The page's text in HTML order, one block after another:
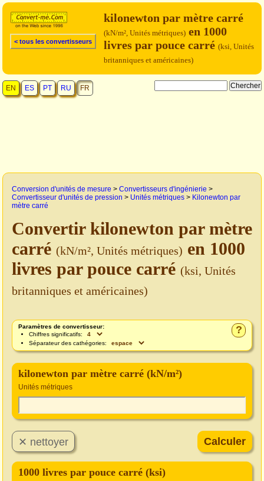
< tous les convertisseurs
kilonewton par mètre carré
(kN/m², Unités métriques) en 1000
livres par pouce carré (ksi, Unités
britanniques et américaines)
EN ES PT RU FR
Conversion d'unités de mesure > Convertisseurs d'ingénierie >
Convertisseur d'unités de pression > Unités métriques > Kilonewton par
mètre carré
Convertir kilonewton par mètre
carré (kN/m², Unités métriques) en 1000
livres par pouce carré (ksi, Unités
britanniques et américaines)
?
Paramètres de convertisseur:
Chiffres significatifs:
Séparateur des cathégories:
kilonewton par mètre carré (kN/m²)
Unités métriques
1000 livres par pouce carré (ksi)